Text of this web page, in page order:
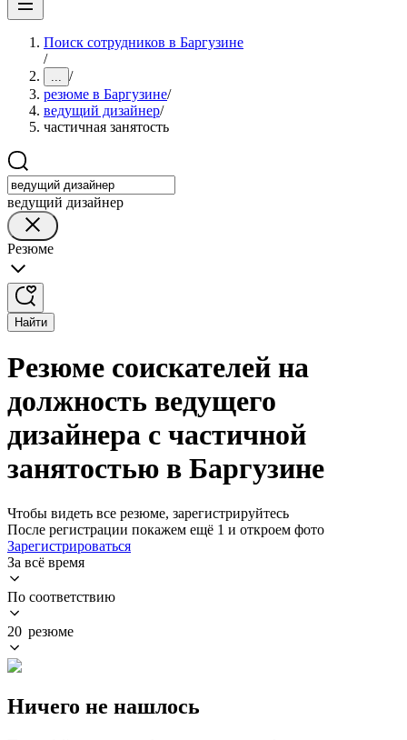
Поиск сотрудников в Баргузине
/
... /
резюме в Баргузине/
ведущий дизайнер/
частичная занятость
ведущий дизайнер
Резюме
Найти
Резюме соискателей на
должность ведущего
дизайнера с частичной
занятостью в Баргузине
Чтобы видеть все резюме, зарегистрируйтесь
После регистрации покажем ещё 1 и откроем фото
Зарегистрироваться
За всё время
По соответствию
20 резюме
Ничего не нашлось